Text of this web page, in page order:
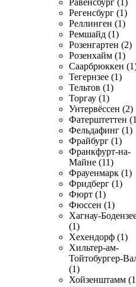
Равенсбург (1)
Регенсбург (1)
Реллинген (1)
Ремшайд (1)
Розенгартен (2)
Розенхайм (1)
Саарбрюккен
Тегернзее (1)
Тельтов (1)
Торгау (1)
Унтервёссен (2)
Фатерштеттен
Фельдафинг (1)
Фрайбург (1)
Франкфурт-на-
Майне (11)
Фрауенмарк (1)
Фридберг (1)
Фюрт (1)
Фюссен (1)
Хагнау-
(1)
Хехендорф (1)
Хильтер-ам-
Тойтобургер-
(1)
Хойзенштамм